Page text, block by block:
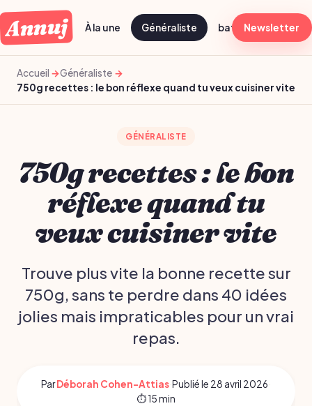
Annuj À la une Généraliste batch cooking
Newsletter
Accueil
Généraliste
750g recettes : le bon réflexe quand tu veux cuisiner vite
GÉNÉRALISTE
750g recettes : le bon
réflexe quand tu
veux cuisiner vite
Trouve plus vite la bonne recette sur
750g, sans te perdre dans 40 idées
jolies mais impraticables pour un vrai
repas.
ParDéborah Cohen-Attias·Publié le 28 avril 2026·
⏱ 15 min